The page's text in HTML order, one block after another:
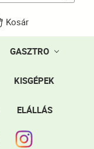
Kosár
GASZTRO
KISGÉPEK
ELÁLLÁS